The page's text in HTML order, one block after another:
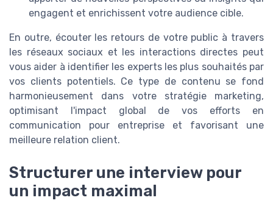
engagent et enrichissent votre audience cible.
En outre, écouter les retours de votre public à travers
les réseaux sociaux et les interactions directes peut
vous aider à identifier les experts les plus souhaités par
vos clients potentiels. Ce type de contenu se fond
harmonieusement dans votre stratégie marketing,
optimisant l'impact global de vos efforts en
communication pour entreprise et favorisant une
meilleure relation client.​
Structurer une interview pour
un impact maximal